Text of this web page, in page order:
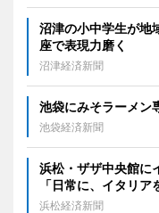
沼津の小中学生が
座で表現力磨く
沼津経済新聞
池袋にみそラーメ
池袋経済新聞
浜松・ザザ中央館
「日常に、イタリア
浜松経済新聞